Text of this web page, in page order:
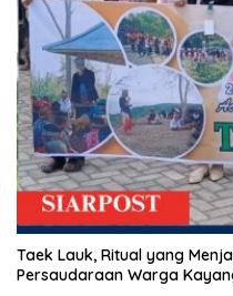
Taek Lauk, Ritual yang
Persaudaraan Warga